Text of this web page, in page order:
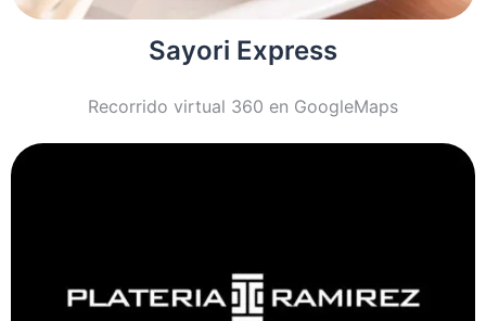
Sayori Express
Recorrido virtual 360 en GoogleMaps